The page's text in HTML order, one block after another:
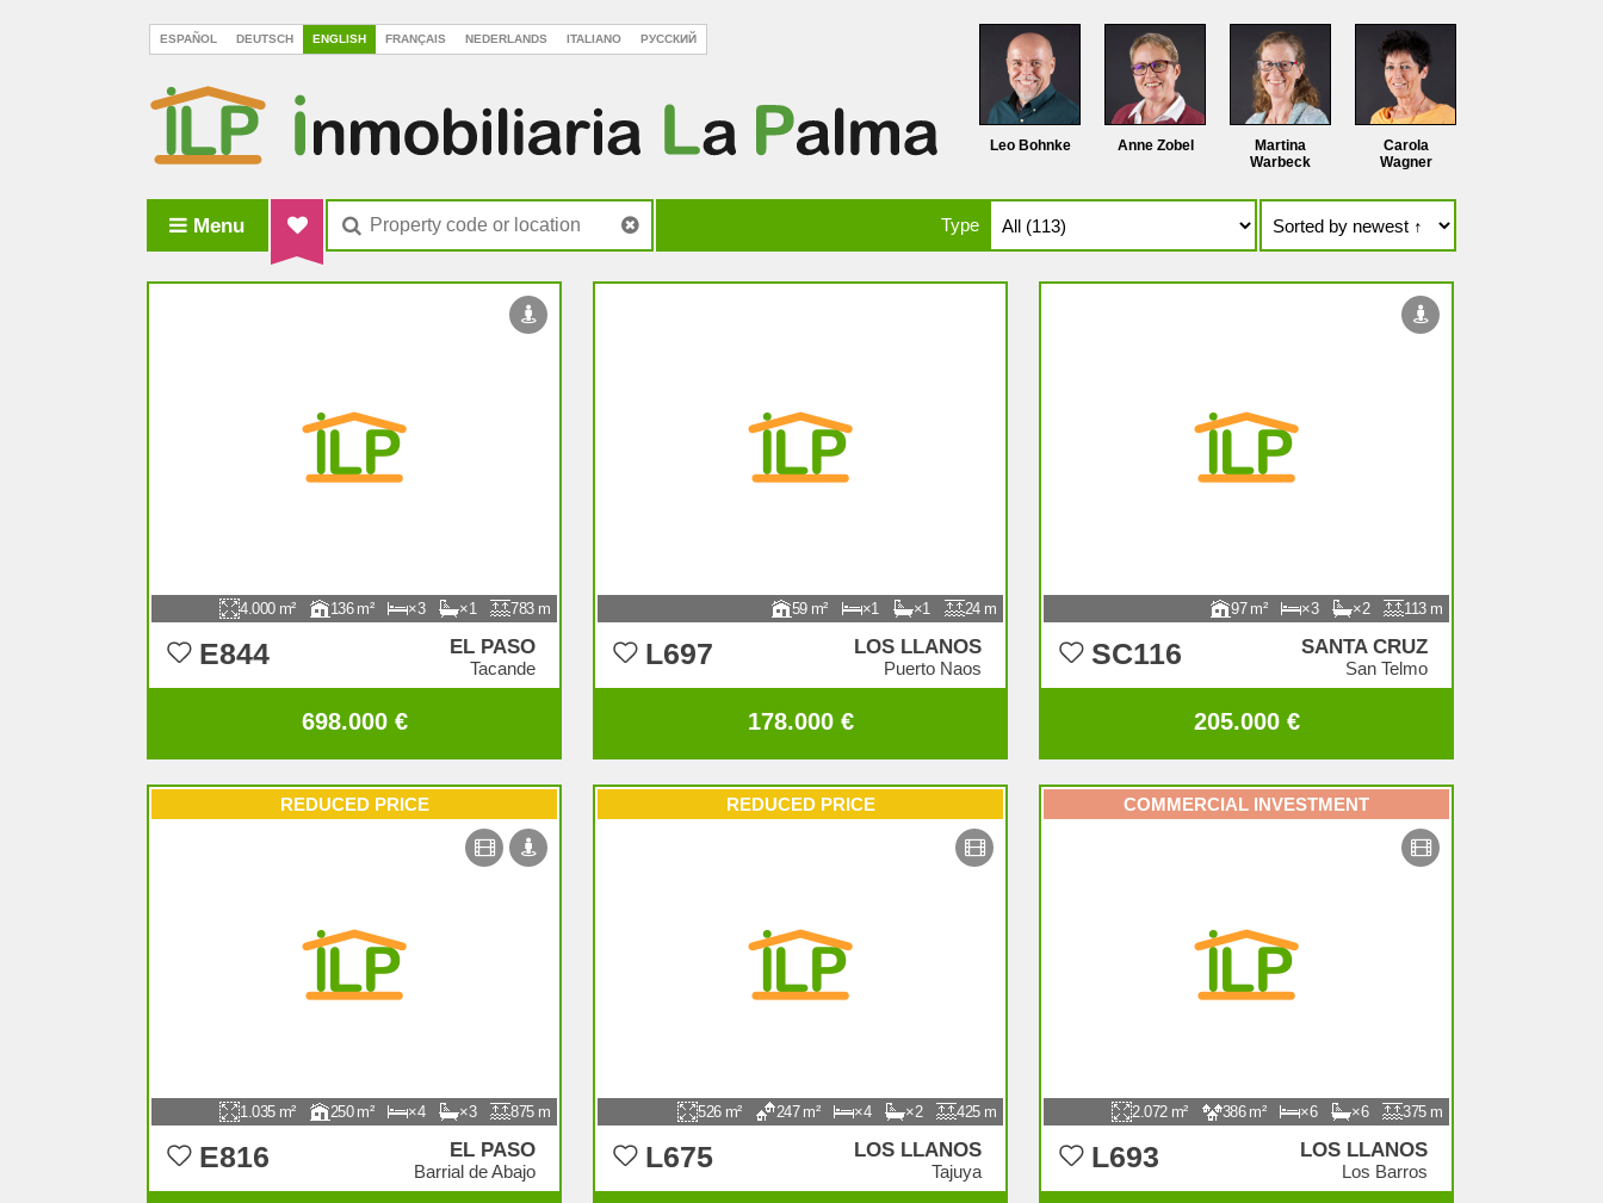
ILP Inmobiliaria La Palma
Leo Bohnke Anne Zobel
Martina
Warbeck
Carola
Wagner
ESPAÑOL DEUTSCH ENGLISH FRANÇAIS NEDERLANDS ITALIANO РУССКИЙ
Menu Type
4.000 136 3 1 783
E844 EL PASO
Tacande
698.000 €
59 1 1 24
L697 LOS LLANOS
Puerto Naos
178.000 €
97 3 2 113
SC116 SANTA CRUZ
San Telmo
205.000 €
1.035 250 4 3 875
E816 EL PASO
Barrial de Abajo
REDUCED PRICE
526 247 4 2 425
L675 LOS LLANOS
Tajuya
REDUCED PRICE
2.072 386 6 6 375
L693 LOS LLANOS
Los Barros
COMMERCIAL INVESTMENT